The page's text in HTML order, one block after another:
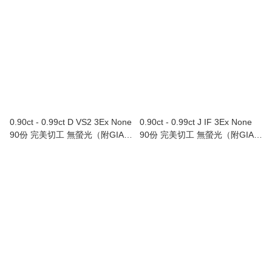
0.90ct - 0.99ct D VS2 3Ex None
90份 完美切工 無螢光（附GIA證
0.90ct - 0.99ct J IF 3Ex None
90份 完美切工 無螢光（附GIA證